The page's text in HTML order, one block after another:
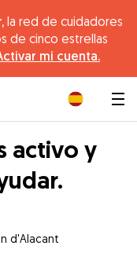
la red de cuidadores
de cinco estrellas
mi cuenta.
activo y
d'Alacant